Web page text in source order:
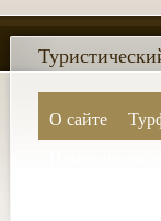
О сайте